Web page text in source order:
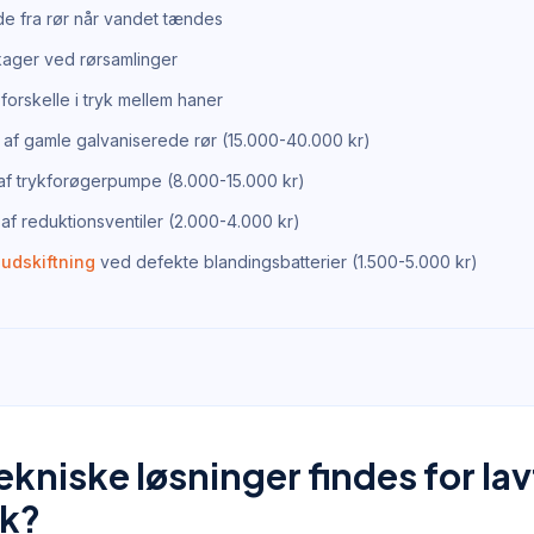
fra rør når vandet tændes
ved rørsamlinger
i tryk mellem haner
gamle galvaniserede rør (15.000-40.000 kr)
trykforøgerpumpe (8.000-15.000 kr)
reduktionsventiler (2.000-4.000 kr)
ved defekte blandingsbatterier (1.500-5.000 kr)
løsninger findes for